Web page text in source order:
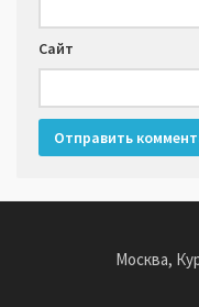
Сайт
Москва,